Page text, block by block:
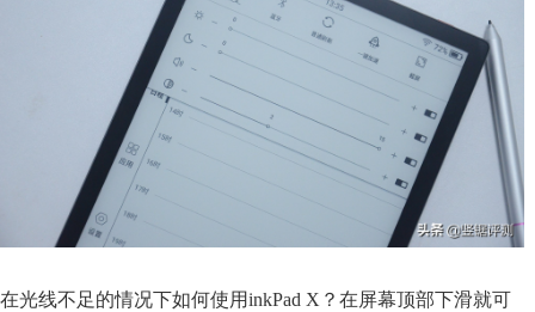
在光线不足的情况下如何使用inkPad X？在屏幕顶部下滑就可